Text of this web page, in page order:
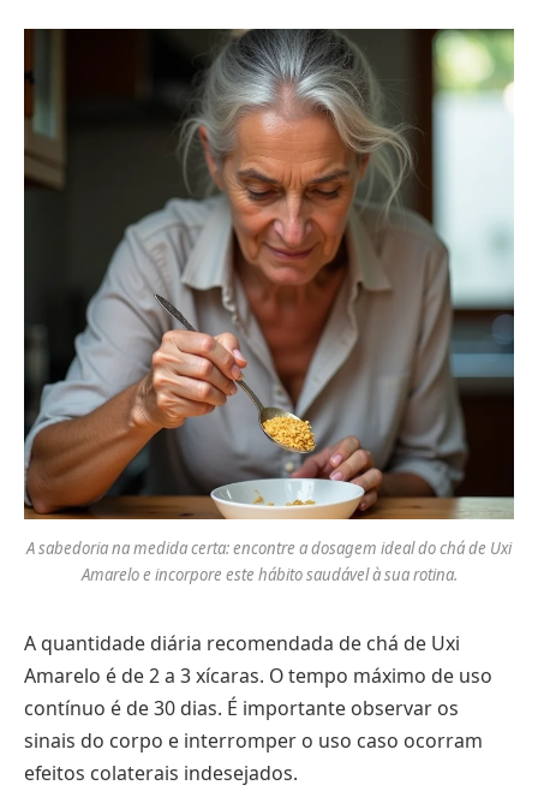
A sabedoria na medida certa: encontre a dosagem ideal do chá de Uxi
Amarelo e incorpore este hábito saudável à sua rotina.
A quantidade diária recomendada de chá de Uxi
Amarelo é de 2 a 3 xícaras. O tempo máximo de uso
contínuo é de 30 dias. É importante observar os
sinais do corpo e interromper o uso caso ocorram
efeitos colaterais indesejados.